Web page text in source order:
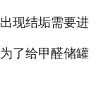
现结垢需要进
了给甲醛储罐